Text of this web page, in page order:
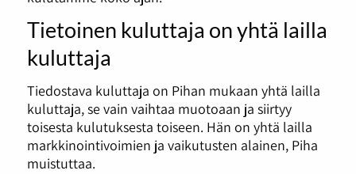
Tietoinen kuluttaja on yhtä lailla
kuluttaja
Tiedostava kuluttaja on Pihan mukaan yhtä lailla
kuluttaja, se vain vaihtaa muotoaan ja siirtyy
toisesta kulutuksesta toiseen. Hän on yhtä lailla
markkinointivoimien ja vaikutusten alainen, Piha
muistuttaa.